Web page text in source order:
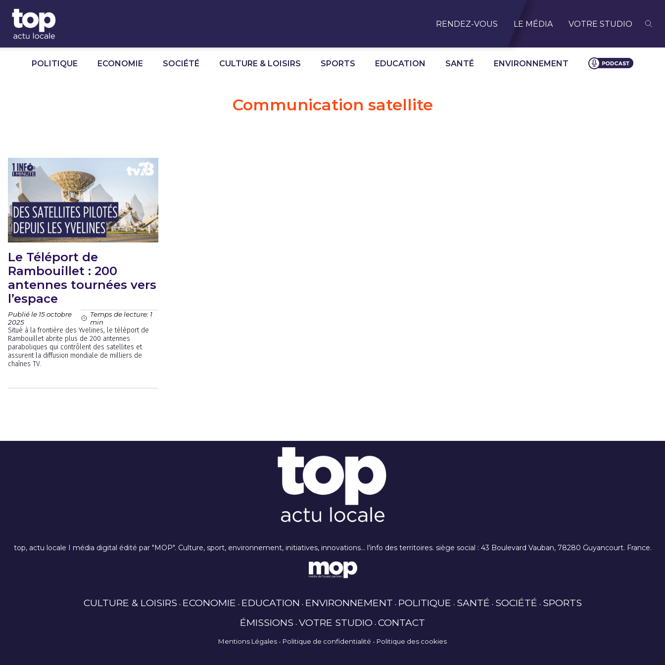
RENDEZ-VOUS LE MÉDIA VOTRE STUDIO
POLITIQUE ECONOMIE SOCIÉTÉ CULTURE & LOISIRS SPORTS EDUCATION SANTÉ ENVIRONNEMENT
Communication satellite
Le Téléport de
Rambouillet : 200
antennes tournées vers
l’espace
Publié le 15 octobre
2025
Temps de lecture: 1
min
Situé à la frontière des Yvelines, le téléport de
Rambouillet abrite plus de 200 antennes
paraboliques qui contrôlent des satellites et
assurent la diffusion mondiale de milliers de
chaînes TV.
top, actu locale I média digital édité par "MOP". Culture, sport, environnement, initiatives, innovations… l’info des territoires. siège social : 43 Boulevard Vauban, 78280 Guyancourt. France.
CULTURE & LOISIRS ECONOMIE EDUCATION ENVIRONNEMENT POLITIQUE SANTÉ SOCIÉTÉ SPORTS
ÉMISSIONS VOTRE STUDIO CONTACT
Mentions Légales Politique de confidentialité Politique des cookies